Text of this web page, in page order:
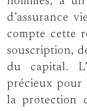
d’assurance
compte cette
souscription,
du capital.
précieux pour
la protection